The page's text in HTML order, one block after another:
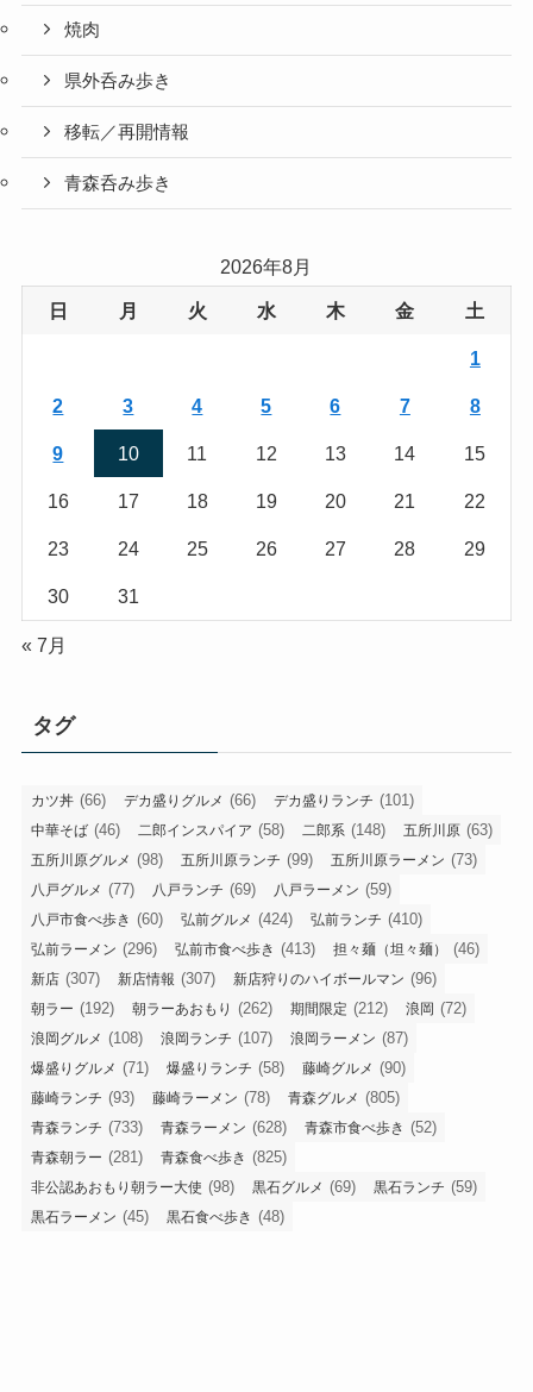
焼肉
県外呑み歩き
移転／再開情報
青森呑み歩き
2026年8月
日 月 火 水 木 金 土
1
2 3 4 5 6 7 8
9 10 11 12 13 14 15
16 17 18 19 20 21 22
23 24 25 26 27 28 29
30 31
« 7月
タグ
カツ丼 (66) デカ盛りグルメ (66) デカ盛りランチ (101)
中華そば (46) 二郎インスパイア (58) 二郎系 (148) 五所川原 (63)
五所川原グルメ (98) 五所川原ランチ (99) 五所川原ラーメン (73)
八戸グルメ (77) 八戸ランチ (69) 八戸ラーメン (59)
八戸市食べ歩き (60) 弘前グルメ (424) 弘前ランチ (410)
弘前ラーメン (296) 弘前市食べ歩き (413) 担々麺（坦々麺） (46)
新店 (307) 新店情報 (307) 新店狩りのハイボールマン (96)
朝ラー (192) 朝ラーあおもり (262) 期間限定 (212) 浪岡 (72)
浪岡グルメ (108) 浪岡ランチ (107) 浪岡ラーメン (87)
爆盛りグルメ (71) 爆盛りランチ (58) 藤崎グルメ (90)
藤崎ランチ (93) 藤崎ラーメン (78) 青森グルメ (805)
青森ランチ (733) 青森ラーメン (628) 青森市食べ歩き (52)
青森朝ラー (281) 青森食べ歩き (825)
非公認あおもり朝ラー大使 (98) 黒石グルメ (69) 黒石ランチ (59)
黒石ラーメン (45) 黒石食べ歩き (48)